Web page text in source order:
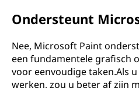
Ondersteunt
Nee, Microsoft Paint
een fundamentele grafisch
voor eenvoudige taken.Als
werken, zou u beter af zijn